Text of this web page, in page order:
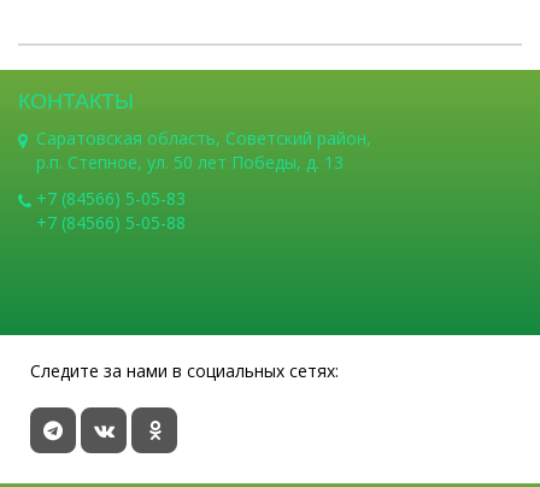
КОНТАКТЫ
Саратовская область, Советский район,
р.п. Степное, ул. 50 лет Победы, д. 13
+7 (84566) 5-05-83
+7 (84566) 5-05-88
Следите за нами в социальных сетях: